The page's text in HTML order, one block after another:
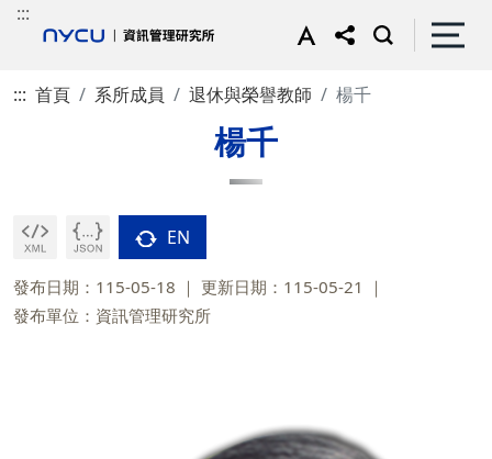
:::
::: 首頁 系所成員 退休與榮譽教師 楊千
楊千
EN
發布日期：115-05-18
更新日期：115-05-21
發布單位：資訊管理研究所